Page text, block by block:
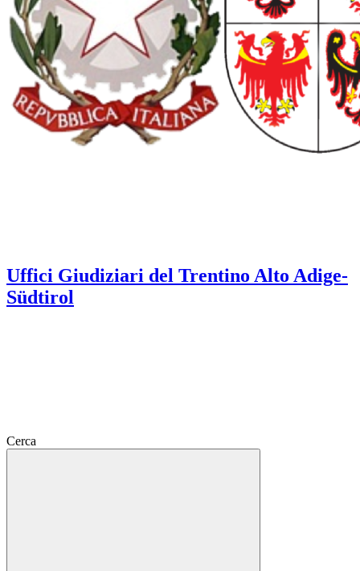
Uffici Giudiziari del Trentino Alto Adige-
Südtirol
Cerca